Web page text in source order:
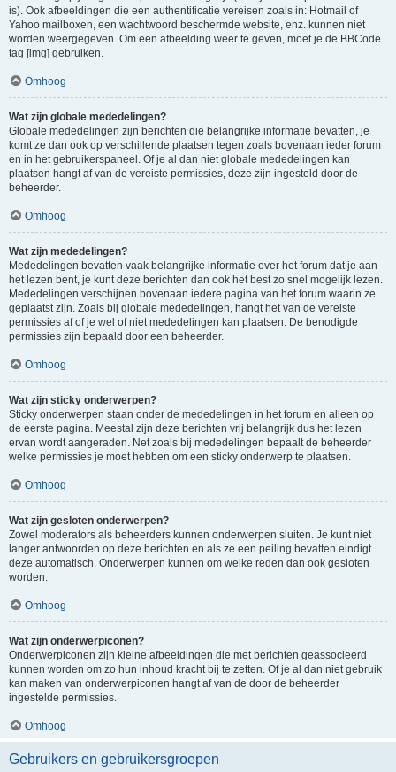
is). Ook afbeeldingen die een authentificatie vereisen zoals in: Hotmail of
Yahoo mailboxen, een wachtwoord beschermde website, enz. kunnen niet
worden weergegeven. Om een afbeelding weer te geven, moet je de BBCode
tag [img] gebruiken.
Omhoog
Wat zijn globale mededelingen?
Globale mededelingen zijn berichten die belangrijke informatie bevatten, je
komt ze dan ook op verschillende plaatsen tegen zoals bovenaan ieder forum
en in het gebruikerspaneel. Of je al dan niet globale mededelingen kan
plaatsen hangt af van de vereiste permissies, deze zijn ingesteld door de
beheerder.
Omhoog
Wat zijn mededelingen?
Mededelingen bevatten vaak belangrijke informatie over het forum dat je aan
het lezen bent, je kunt deze berichten dan ook het best zo snel mogelijk lezen.
Mededelingen verschijnen bovenaan iedere pagina van het forum waarin ze
geplaatst zijn. Zoals bij globale mededelingen, hangt het van de vereiste
permissies af of je wel of niet mededelingen kan plaatsen. De benodigde
permissies zijn bepaald door een beheerder.
Omhoog
Wat zijn sticky onderwerpen?
Sticky onderwerpen staan onder de mededelingen in het forum en alleen op
de eerste pagina. Meestal zijn deze berichten vrij belangrijk dus het lezen
ervan wordt aangeraden. Net zoals bij mededelingen bepaalt de beheerder
welke permissies je moet hebben om een sticky onderwerp te plaatsen.
Omhoog
Wat zijn gesloten onderwerpen?
Zowel moderators als beheerders kunnen onderwerpen sluiten. Je kunt niet
langer antwoorden op deze berichten en als ze een peiling bevatten eindigt
deze automatisch. Onderwerpen kunnen om welke reden dan ook gesloten
worden.
Omhoog
Wat zijn onderwerpiconen?
Onderwerpiconen zijn kleine afbeeldingen die met berichten geassocieerd
kunnen worden om zo hun inhoud kracht bij te zetten. Of je al dan niet gebruik
kan maken van onderwerpiconen hangt af van de door de beheerder
ingestelde permissies.
Omhoog
Gebruikers en gebruikersgroepen